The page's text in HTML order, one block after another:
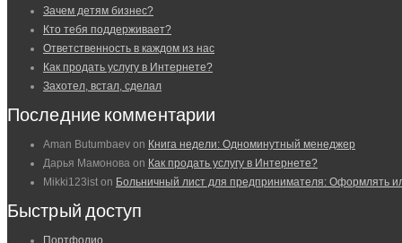
Зачем детям бизнес?
Кто тебя поддерживает?
Ответственность в каждом из нас
Как продать услугу в Интернете?
Захотел, встал, сделал
Последние комментарии
Aman Butumbaev on Книга недели: Одноминутный менеджер
Дарья Мамонова on Как продать услугу в Интернете?
Mikki123ist on Больничный лист для предпринимателя: Оформлять
Быстрый доступ
Портфолио